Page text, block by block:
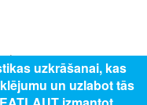
satura visas tiesības
uzkrāšanai, kas
un uzlabot tās